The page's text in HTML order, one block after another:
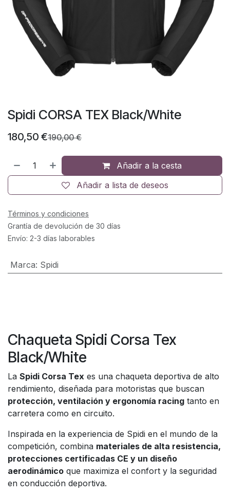
Spidi CORSA TEX Black/White
180,50 €190,00€
Añadir a la cesta
Añadir a lista de deseos
Términos y condiciones
Grantía de devolución de 30 días
Envío: 2-3 días laborables
Marca: Spidi
Chaqueta Spidi Corsa Tex
Black/White
La Spidi Corsa Tex es una chaqueta deportiva de alto
rendimiento, diseñada para motoristas que buscan
protección, ventilación y ergonomía racing tanto en
carretera como en circuito.
Inspirada en la experiencia de Spidi en el mundo de la
competición, combina materiales de alta resistencia,
protecciones certificadas CE y un diseño
aerodinámico que maximiza el confort y la seguridad
en conducción deportiva.